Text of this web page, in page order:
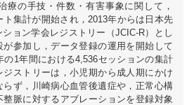
療の手技・件数・有害事象に関して，
ト集計が開始され，2013年からは日本先
ョン学会レジストリー（JCIC-R）とし
参加し，データ登録の運用を開始して
の1年間における4,536セッションの集計
ストリーは，小児期から成人期にかけ
ず，川崎病心血管後遺症や，正常心構
脈に対するアブレーションを登録対象